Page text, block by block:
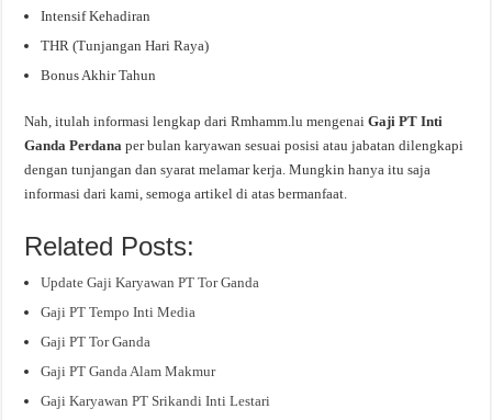
Intensif Kehadiran
THR (Tunjangan Hari Raya)
Bonus Akhir Tahun
Nah, itulah informasi lengkap dari Rmhamm.lu mengenaiGaji PT Inti
Ganda Perdanaper bulan karyawan sesuai posisi atau jabatan dilengkapi
dengan tunjangan dan syarat melamar kerja. Mungkin hanya itu saja
informasi dari kami, semoga artikel di atas bermanfaat.
Related Posts:
Update Gaji Karyawan PT Tor Ganda
Gaji PT Tempo Inti Media
Gaji PT Tor Ganda
Gaji PT Ganda Alam Makmur
Gaji Karyawan PT Srikandi Inti Lestari